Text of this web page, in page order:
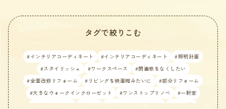
タグで絞りこむ
#インテリアコーディネート #インテリアコーディネート
#照明計画
#スタイリッシュ
#ワークスペース
#閉塞感をなくしたい
#全面改修リフォーム
#リビングを映画館みたいに
#部分リフォーム
#大きなウォークインクローゼット
#ワンストップリノベ
#一軒家
#LDKで開放的に
#戸建て #生活感を感じさせない
#耐震改修